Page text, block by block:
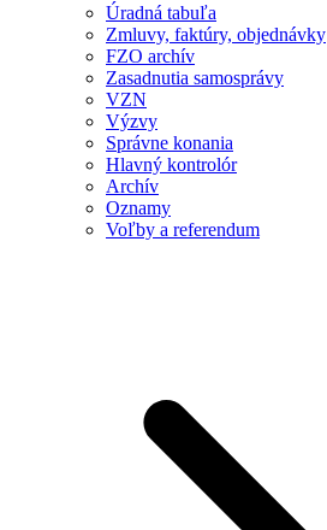
Úradná tabuľa
Zmluvy, faktúry, objednávky
FZO archív
Zasadnutia samosprávy
VZN
Výzvy
Správne konania
Hlavný kontrolór
Archív
Oznamy
Voľby a referendum